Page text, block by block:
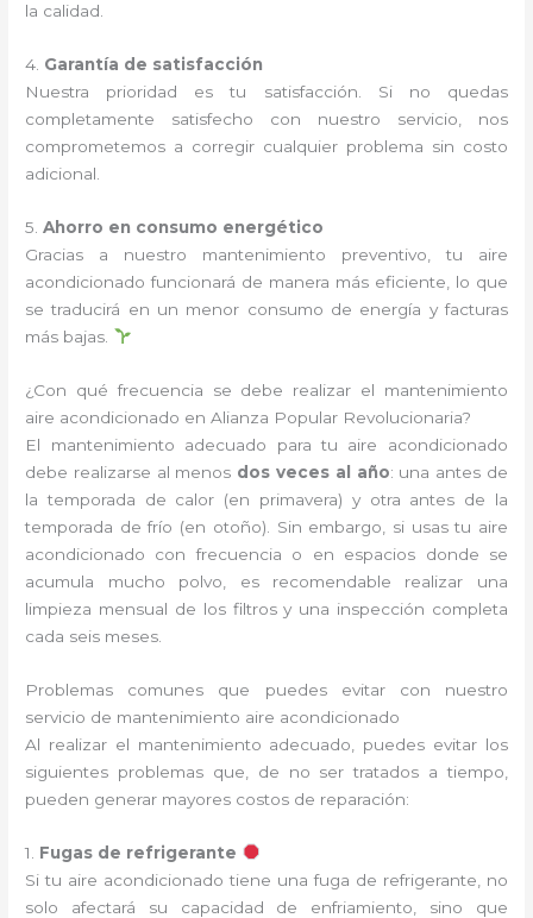
la calidad.
4. Garantía de satisfacción
Nuestra prioridad es tu satisfacción. Si no quedas
completamente satisfecho con nuestro servicio, nos
comprometemos a corregir cualquier problema sin costo
adicional.
5.Ahorro en consumo energético
Gracias a nuestro mantenimiento preventivo, tu aire
acondicionado funcionará de manera más eficiente, lo que
se traducirá en un menor consumo de energía y facturas
más bajas.
¿Con qué frecuencia se debe realizar el mantenimiento
aire acondicionado en Alianza Popular Revolucionaria?
El mantenimiento adecuado para tu aire acondicionado
debe realizarse al menos dos veces al año: una antes de
la temporada de calor (en primavera) y otra antes de la
temporada de frío (en otoño). Sin embargo, si usas tu aire
acondicionado con frecuencia o en espacios donde se
acumula mucho polvo, es recomendable realizar una
limpieza mensual de los filtros y una inspección completa
cada seis meses.
Problemas comunes que puedes evitar con nuestro
servicio de mantenimiento aire acondicionado
Al realizar el mantenimiento adecuado, puedes evitar los
siguientes problemas que, de no ser tratados a tiempo,
pueden generar mayores costos de reparación:
1. Fugas de refrigerante
Si tu aire acondicionado tiene una fuga de refrigerante, no
solo afectará su capacidad de enfriamiento, sino que